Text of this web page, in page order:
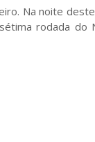
Na noite
rodada do